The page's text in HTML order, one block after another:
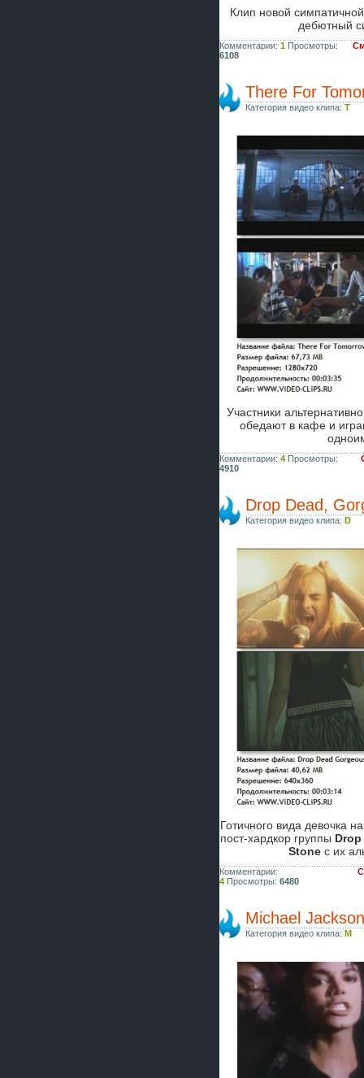
Клип новой
дебютный
Комментарии: 1 Просмотры:
6108
There For
Категория видео клипа: T
Участники
обедают в кафе и
Комментарии: 4 Просмотры:
4910
Drop Dead,
Категория видео клипа: D
Готичного вида девочка
пост-хардкор группы
Stone с их
Комментарии:
4 Просмотры: 6480
Michael
Категория видео клипа: M